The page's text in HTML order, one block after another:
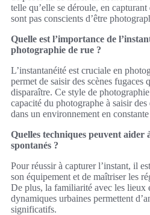
telle qu’elle se déroule, en
sont pas conscients d’être
Quelle est l’importance de
photographie de rue ?
L’instantanéité est cruciale en
permet de saisir des scènes fugaces
disparaître. Ce style de
capacité du photographe à saisir
dans un environnement en
Quelles techniques peuvent aider
spontanés ?
Pour réussir à capturer l’instant, il
son équipement et de maîtriser les
De plus, la familiarité avec les lieux
dynamiques urbaines permettent
significatifs.